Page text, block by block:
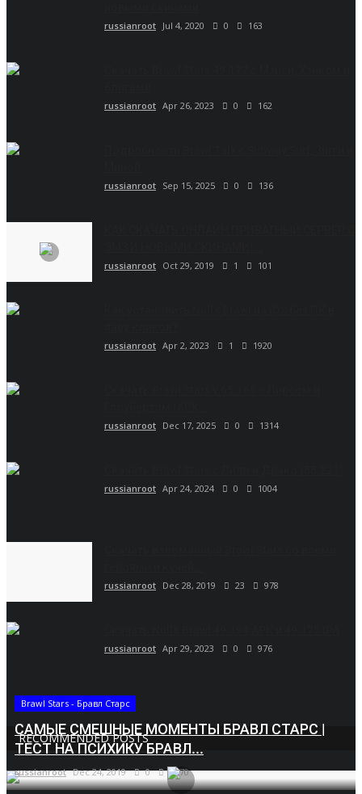
russianroot Jul 4, 2020 0 163
russianroot Apr 26, 2023 0 162
russianroot Sep 15, 2025 0 136
russianroot Oct 29, 2019 1 101
russianroot Apr 2, 2023 1 1920
russianroot Dec 17, 2025 0 1314
russianroot Apr 24, 2024 0 1004
russianroot Dec 28, 2019 23 978
russianroot Apr 29, 2023 0 976
RECOMMENDED POSTS
Brawl Stars - Бравл Старс
САМЫЕ СМЕШНЫЕ МОМЕНТЫ БРАВЛ СТАРС |
ТЕСТ НА ПСИХИКУ БРАВЛ...
russianroot Dec 24, 2019 0 5670